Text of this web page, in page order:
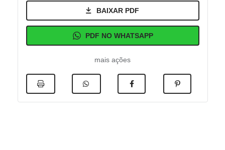
BAIXAR PDF
PDF NO WHATSAPP
mais ações